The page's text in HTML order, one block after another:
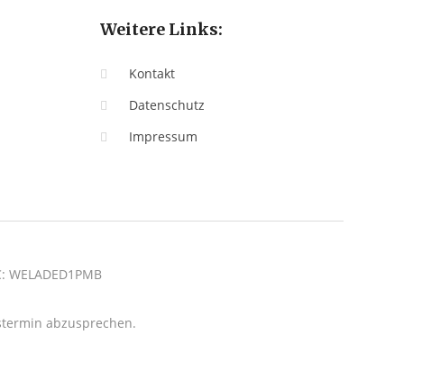
Weitere Links:
Kontakt
Datenschutz
Impressum
abzusprechen.